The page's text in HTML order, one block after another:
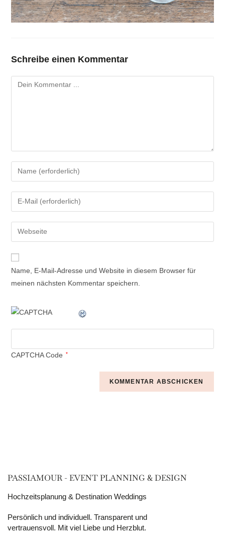
Schreibe einen Kommentar
Name, E-Mail-Adresse und Website in diesem Browser für
meinen nächsten Kommentar speichern.
CAPTCHA Code *
PASSIAMOUR - EVENT PLANNING & DESIGN
Hochzeitsplanung & Destination Weddings
Persönlich und individuell. Transparent und
vertrauensvoll. Mit viel Liebe und Herzblut.